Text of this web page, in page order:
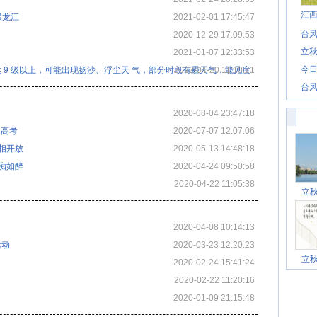
龙江
2021-02-01 17:45:47
2020-12-29 17:09:53
2021-01-07 12:33:53
级以上，可能出现扬沙、浮尘天 气，部分时段有霾天气，能见度
2022-04-20 11:10:21
2020-08-04 23:47:18
考
2020-07-07 12:07:06
开放
2020-05-13 14:48:18
如醉
2020-04-24 09:50:58
2020-04-22 11:05:38
2020-04-08 10:14:13
2020-03-23 12:20:23
2020-02-24 15:41:24
2020-02-22 11:20:16
2020-01-09 21:15:48
江
台
立
今
台
立
立